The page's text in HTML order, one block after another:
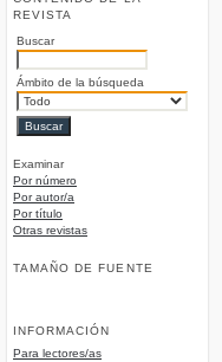
REVISTA
Buscar
Ámbito de la búsqueda
Examinar
Por número
Por autor/a
Por título
Otras revistas
TAMAÑO DE FUENTE
INFORMACIÓN
Para lectores/as